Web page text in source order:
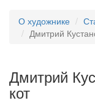
О художнике
Дмитрий
Дмитрий
кот